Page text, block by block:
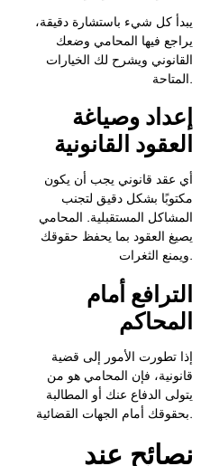
يبدأ كل شيء باستشارة دقيقة،
يراجع فيها المحامي وضعك
القانوني ويشرح لك الخيارات
المتاحة.
إعدادوصياغة
العقودالقانونية
أي عقد قانوني يجب أن يكون
مكتوبًا بشكل دقيق لتجنب
المشاكل المستقبلية. المحامي
يصيغ العقود بما يحفظ حقوقك
ويمنع الثغرات.
الترافعأمام
المحاكم
إذا تطورت الأمور إلى قضية
قانونية، فإن المحامي هو من
يتولى الدفاع عنك أو المطالبة
بحقوقك أمام الجهات القضائية.
نصائح عند